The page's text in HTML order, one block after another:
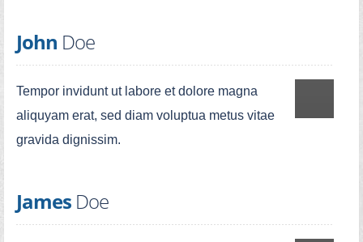
John Doe
Tempor invidunt ut labore et dolore magna
aliquyam erat, sed diam voluptua metus vitae
gravida dignissim.
James Doe